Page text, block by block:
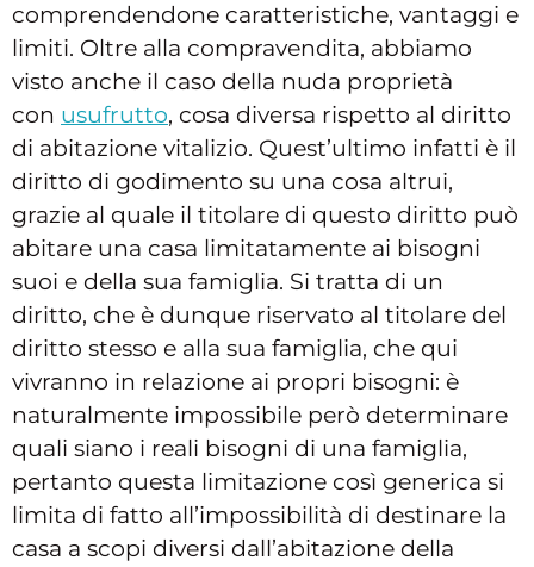
comprendendone caratteristiche, vantaggi e
limiti. Oltre alla compravendita, abbiamo
visto anche il caso della nuda proprietà
con usufrutto, cosa diversa rispetto al diritto
di abitazione vitalizio. Quest’ultimo infatti è il
diritto di godimento su una cosa altrui,
grazie al quale il titolare di questo diritto può
abitare una casa limitatamente ai bisogni
suoi e della sua famiglia. Si tratta di un
diritto, che è dunque riservato al titolare del
diritto stesso e alla sua famiglia, che qui
vivranno in relazione ai propri bisogni: è
naturalmente impossibile però determinare
quali siano i reali bisogni di una famiglia,
pertanto questa limitazione così generica si
limita di fatto all’impossibilità di destinare la
casa a scopi diversi dall’abitazione della